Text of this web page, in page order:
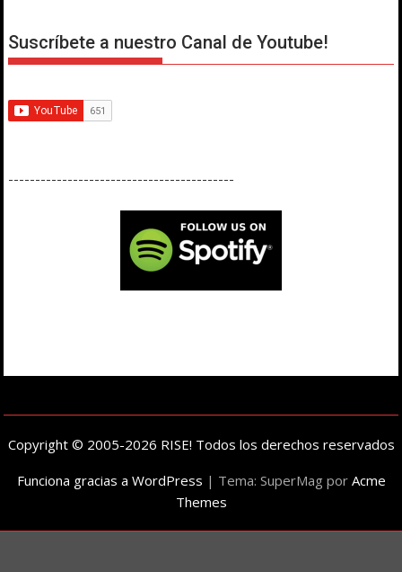
Suscríbete a nuestro Canal de Youtube!
------------------------------------------
Copyright © 2005-2026 RISE! Todos los derechos reservados
Funciona gracias a WordPress | Tema: SuperMag por Acme
Themes